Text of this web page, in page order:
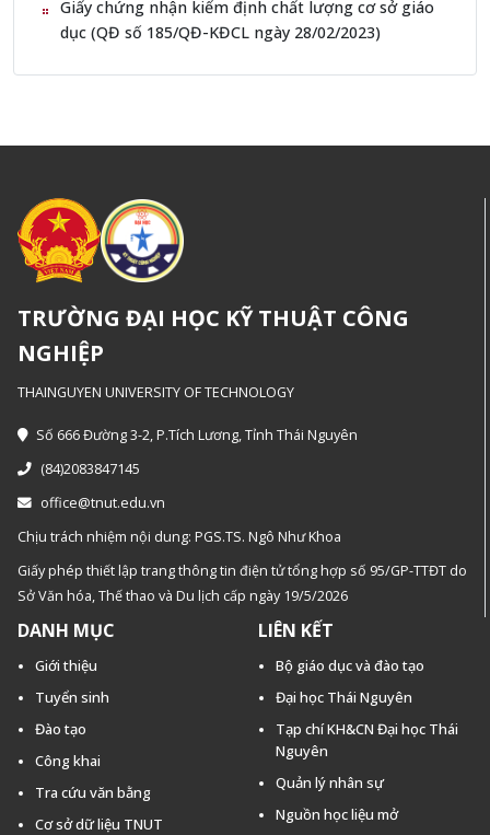
Giấy chứng nhận kiểm định chất lượng cơ sở giáo
dục (QĐ số 185/QĐ-KĐCL ngày 28/02/2023)
TRƯỜNG ĐẠI HỌC KỸ THUẬT CÔNG
NGHIỆP
THAINGUYEN UNIVERSITY OF TECHNOLOGY
Số 666 Đường 3-2, P.Tích Lương, Tỉnh Thái Nguyên
(84)2083847145
office@tnut.edu.vn
Chịu trách nhiệm nội dung: PGS.TS. Ngô Như Khoa
Giấy phép thiết lập trang thông tin điện tử tổng hợp số 95/GP-TTĐT do
Sở Văn hóa, Thế thao và Du lịch cấp ngày 19/5/2026
DANH MỤC
Giới thiệu
Tuyển sinh
Đào tạo
Công khai
Tra cứu văn bằng
Cơ sở dữ liệu TNUT
LIÊN KẾT
Bộ giáo dục và đào tạo
Đại học Thái Nguyên
Tạp chí KH&CN Đại học Thái
Nguyên
Quản lý nhân sự
Nguồn học liệu mở